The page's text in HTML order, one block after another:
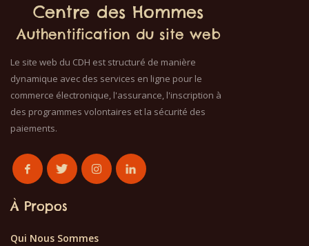
Centre des Hommes
Authentification du site web
Le site web du CDH est structuré de manière
dynamique avec des services en ligne pour le
commerce électronique, l'assurance, l'inscription à
des programmes volontaires et la sécurité des
paiements.
À Propos
Qui Nous Sommes